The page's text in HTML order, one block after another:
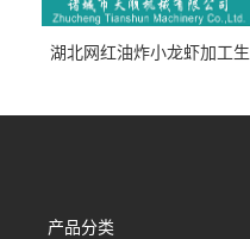
湖北网红油炸小龙虾加工生
线）
产品分类